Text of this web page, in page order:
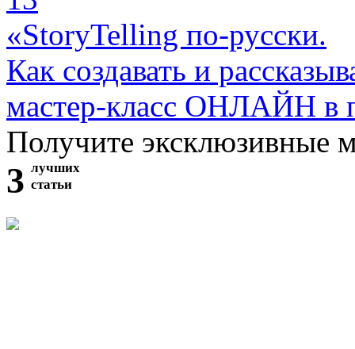
«StoryTelling по-русски.
Как создавать и
мастер-класс ОНЛАЙН в
Получите эксклюзивные
3 лучших
статьи